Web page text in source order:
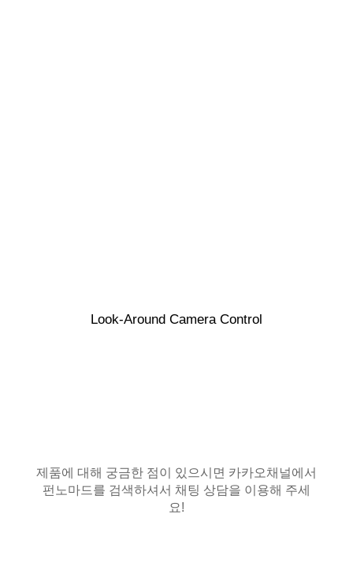
Look-Around Camera Control
제품에 대해 궁금한 점이 있으시면 카카오채널에서
펀노마드를 검색하셔서 채팅 상담을 이용해 주세
요!